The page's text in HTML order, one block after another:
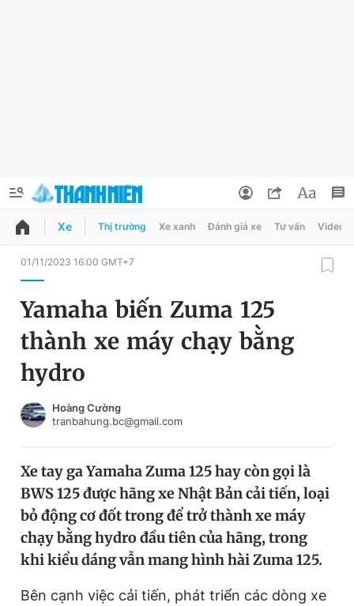
QUẢNG CÁO
Chuyên mục
Chuyên mục khác
Chào ngày mới
Video Magazine
Sản phẩm khác
Tiện ích Bạn cần biết
Đổi mật khẩu
Tin đã lưu
Xe Thị trường Xe xanh Đánh giá xe Tư vấn Video
01/11/2023 16:00 GMT+7
Yamaha biến Zuma 125
thành xe máy chạy bằng
hydro
Hoàng Cường
tranbahung.bc@gmail.com
Xe tay ga Yamaha Zuma 125 hay còn gọi là
BWS 125 được hãng xe Nhật Bản cải tiến, loại
bỏ động cơ đốt trong để trở thành xe máy
chạy bằng hydro đầu tiên của hãng, trong
khi kiểu dáng vẫn mang hình hài Zuma 125.
Bên cạnh việc cải tiến, phát triển các dòng xe